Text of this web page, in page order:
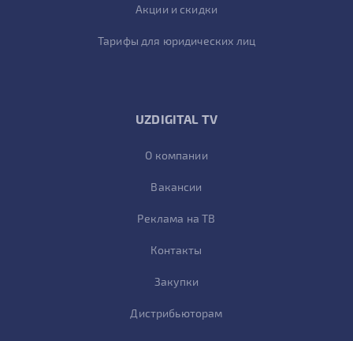
Акции и скидки
Тарифы для юридических лиц
UZDIGITAL TV
О компании
Вакансии
Реклама на ТВ
Контакты
Закупки
Дистрибьюторам